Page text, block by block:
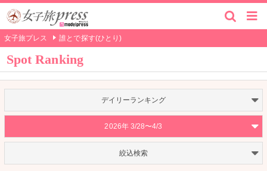
女子旅プレス 誰とで探す(ひとり)
Spot Ranking
デイリーランキング
2026年 3/28〜4/3
絞込検索